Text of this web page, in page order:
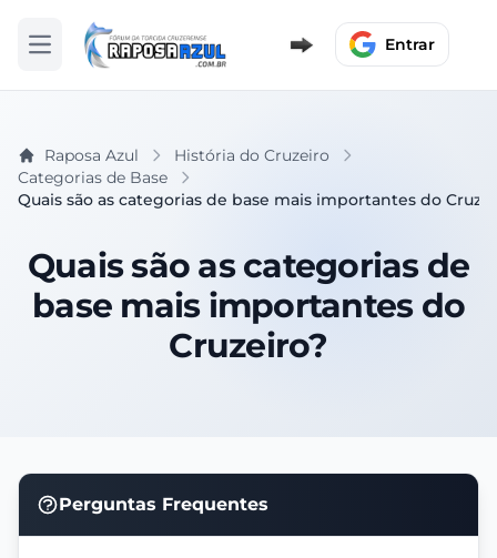
Abrir menu Entrar
Raposa Azul
História do Cruzeiro
Categorias de Base
Quais são as categorias de base mais importantes do
Quais são as categorias de
base mais importantes do
Cruzeiro?
Perguntas Frequentes